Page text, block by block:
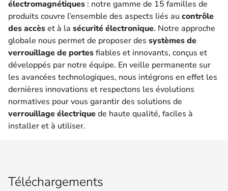
électromagnétiques : notre gamme de 15 familles de
produits couvre l’ensemble des aspects liés au contrôle
des accèset à la sécurité électronique. Notre approche
globale nous permet de proposer des systèmes de
verrouillage de portesfiables et innovants, conçus et
développés par notre équipe. En veille permanente sur
les avancées technologiques, nous intégrons en effet les
dernières innovations et respectons les évolutions
normatives pour vous garantir des solutions de
verrouillage électriquede haute qualité, faciles à
installer et à utiliser.
Téléchargements